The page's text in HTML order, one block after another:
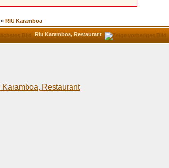
» RIU Karamboa
Riu Karamboa, Restaurant